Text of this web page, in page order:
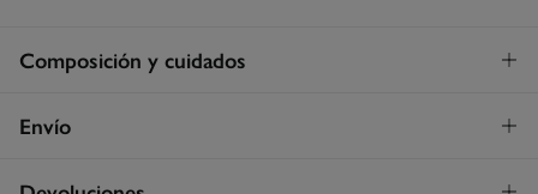
Composición y cuidados
Composición
Envío
Envío a tienda
¡GRATIS!